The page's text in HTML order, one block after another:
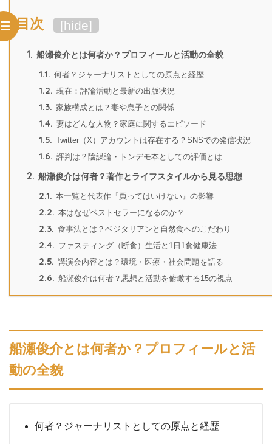
目次 [hide]
1. 船瀬俊介とは何者か？プロフィールと活動の全貌
1.1. 何者？ジャーナリストとしての原点と経歴
1.2. 現在：評論活動と最新の出版状況
1.3. 家族構成とは？妻や息子との関係
1.4. 妻はどんな人物？家庭に関するエピソード
1.5. Twitter（X）アカウントは存在する？SNSでの発信状況
1.6. 評判は？陰謀論・トンデモ本としての評価とは
2. 船瀬俊介は何者？著作とライフスタイルから見る思想
2.1. 本一覧と代表作『買ってはいけない』の影響
2.2. 本はなぜベストセラーになるのか？
2.3. 食事法とは？ベジタリアンと自然食へのこだわり
2.4. ファスティング（断食）生活と1日1食健康法
2.5. 講演会内容とは？環境・医療・社会問題を語る
2.6. 船瀬俊介は何者？思想と活動を俯瞰する15の視点
船瀬俊介とは何者か？プロフィールと活
動の全貌
何者？ジャーナリストとしての原点と経歴